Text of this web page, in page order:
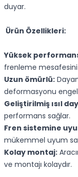
duyar.
Ürün Özellikleri:
Yüksek
frenleme mesafesini
Uzun ömürlü:
deformasyonu
Geliştirilmiş ısıl
performans sağlar.
Fren sistemine
mükemmel uyum
Kolay montaj:
ve montajı kolaydır.